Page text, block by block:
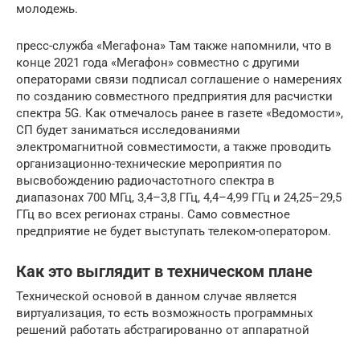
молодежь.
пресс-служба «Мегафона» Там также напомнили, что в
конце 2021 года «Мегафон» совместно с другими
операторами связи подписал соглашение о намерениях
по созданию совместного предприятия для расчистки
спектра 5G. Как отмечалось ранее в газете «Ведомости»,
СП будет заниматься исследованиями
электромагнитной совместимости, а также проводить
организационно-технические мероприятия по
высвобождению радиочастотного спектра в
диапазонах 700 МГц, 3,4–3,8 ГГц, 4,4–4,99 ГГц и 24,25–29,5
ГГц во всех регионах страны. Само совместное
предприятие не будет выступать телеком-оператором.
Как это выглядит в техническом плане
Технической основой в данном случае является
виртуализация, то есть возможность программных
решений работать абстрагированно от аппаратной